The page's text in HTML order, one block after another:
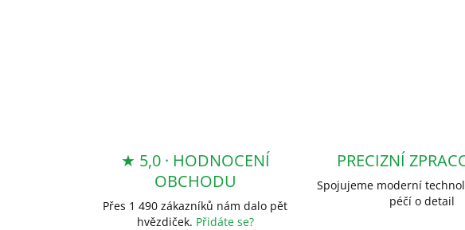
★ 5,0 · HODNOCENÍ
OBCHODU
Přes 1 490 zákazníků nám dalo pět
hvězdiček. Přidáte se?
PRECIZNÍ
Spojujeme moderní
péčí o detail